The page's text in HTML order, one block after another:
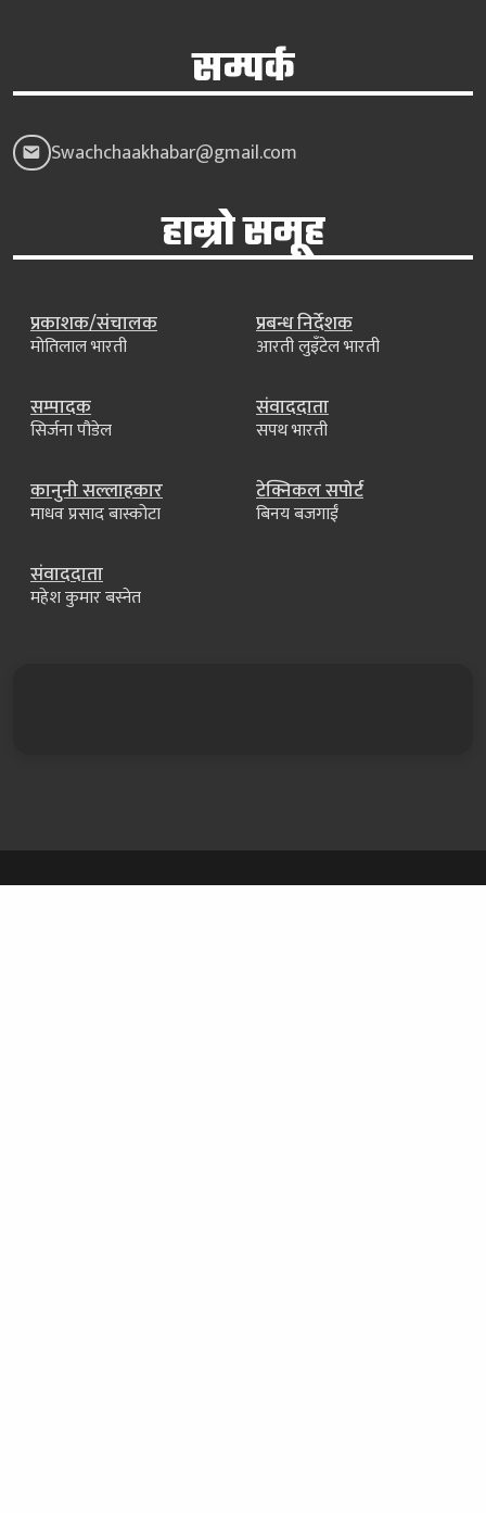
सम्पर्क
Swachchaakhabar@gmail.com
हाम्रो समूह
प्रकाशक/संचालक
मोतिलाल भारती
प्रबन्ध निर्देशक
आरती लुइँटेल भारती
सम्पादक
सिर्जना पौडेल
संवाददाता
सपथ भारती
कानुनी सल्लाहकार
माधव प्रसाद बास्कोटा
टेक्निकल सपोर्ट
बिनय बजगाईं
संवाददाता
महेश कुमार बस्नेत